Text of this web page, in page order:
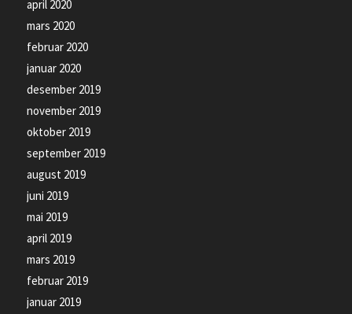
april 2020
mars 2020
februar 2020
januar 2020
desember 2019
november 2019
oktober 2019
september 2019
august 2019
juni 2019
mai 2019
april 2019
mars 2019
februar 2019
januar 2019